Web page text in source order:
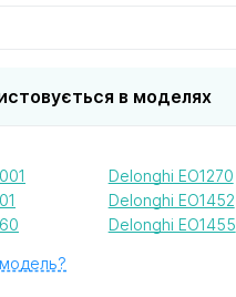
в моделях
Delonghi EO1270
Delonghi EO1452
Delonghi EO1455